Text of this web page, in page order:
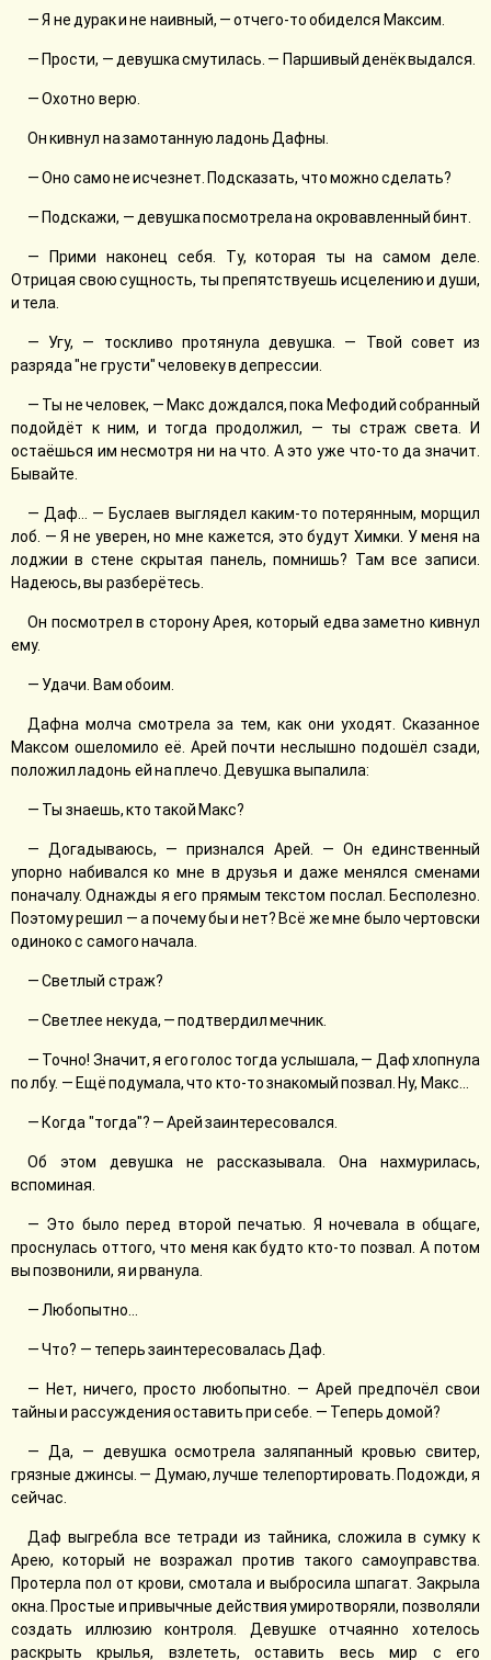
— Я не дурак и не наивный, — отчего-то обиделся Максим.
— Прости, — девушка смутилась. — Паршивый денёк выдался.
— Охотно верю.
Он кивнул на замотанную ладонь Дафны.
— Оно само не исчезнет. Подсказать, что можно сделать?
— Подскажи, — девушка посмотрела на окровавленный бинт.
— Прими наконец себя. Ту, которая ты на самом деле.
Отрицая свою сущность, ты препятствуешь исцелению и души,
и тела.
— Угу, — тоскливо протянула девушка. — Твой совет из
разряда "не грусти" человеку в депрессии.
— Ты не человек, — Макс дождался, пока Мефодий собранный
подойдёт к ним, и тогда продолжил, — ты страж света. И
остаёшься им несмотря ни на что. А это уже что-то да значит.
Бывайте.
— Даф... — Буслаев выглядел каким-то потерянным, морщил
лоб. — Я не уверен, но мне кажется, это будут Химки. У меня на
лоджии в стене скрытая панель, помнишь? Там все записи.
Надеюсь, вы разберётесь.
Он посмотрел в сторону Арея, который едва заметно кивнул
ему.
— Удачи. Вам обоим.
Дафна молча смотрела за тем, как они уходят. Сказанное
Максом ошеломило её. Арей почти неслышно подошёл сзади,
положил ладонь ей на плечо. Девушка выпалила:
— Ты знаешь, кто такой Макс?
— Догадываюсь, — признался Арей. — Он единственный
упорно набивался ко мне в друзья и даже менялся сменами
поначалу. Однажды я его прямым текстом послал. Бесполезно.
Поэтому решил — а почему бы и нет? Всё же мне было чертовски
одиноко с самого начала.
— Светлый страж?
— Светлее некуда, — подтвердил мечник.
— Точно! Значит, я его голос тогда услышала, — Даф хлопнула
по лбу. — Ещё подумала, что кто-то знакомый позвал. Ну, Макс...
— Когда "тогда"? — Арей заинтересовался.
Об этом девушка не рассказывала. Она нахмурилась,
вспоминая.
— Это было перед второй печатью. Я ночевала в общаге,
проснулась оттого, что меня как будто кто-то позвал. А потом
вы позвонили, я и рванула.
— Любопытно...
— Что? — теперь заинтересовалась Даф.
— Нет, ничего, просто любопытно. — Арей предпочёл свои
тайны и рассуждения оставить при себе. — Теперь домой?
— Да, — девушка осмотрела заляпанный кровью свитер,
грязные джинсы. — Думаю, лучше телепортировать. Подожди, я
сейчас.
Даф выгребла все тетради из тайника, сложила в сумку к
Арею, который не возражал против такого самоуправства.
Протерла пол от крови, смотала и выбросила шпагат. Закрыла
окна. Простые и привычные действия умиротворяли, позволяли
создать иллюзию контроля. Девушке отчаянно хотелось
раскрыть крылья, взлететь, оставить весь мир с его